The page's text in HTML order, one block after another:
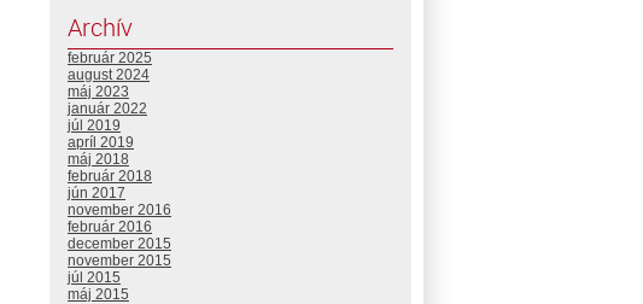
Archív
február 2025
august 2024
máj 2023
január 2022
júl 2019
apríl 2019
máj 2018
február 2018
jún 2017
november 2016
február 2016
december 2015
november 2015
júl 2015
máj 2015